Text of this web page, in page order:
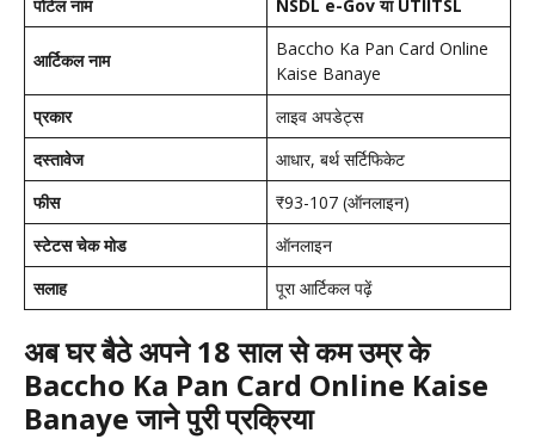
पोर्टल नाम
NSDL e-Gov या UTIITSL
आर्टिकल नाम
Baccho Ka Pan Card Online
Kaise Banaye
प्रकार
लाइव अपडेट्स
दस्तावेज
आधार, बर्थ सर्टिफिकेट
फीस
₹93-107 (ऑनलाइन)
स्टेटस चेक मोड
ऑनलाइन
सलाह
पूरा आर्टिकल पढ़ें
अब घर बैठे अपने 18 साल से कम उम्र के
Baccho Ka Pan Card Online Kaise
Banaye जाने पुरी प्रक्रिया